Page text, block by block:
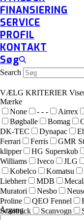
FINANSIERING
SERVICE
PROFIL
KONTAKT
Søg
Search
VÆLG KRITERIER
Mærke
None
- - - Airrex
Bøgballe
Bomag
DK-TEC
Dynapac
Ferrari
Ferris GMR
klipper
HG Superskub
Williams
Iveco JLG
Kobelco
Komatsu
Liebherr
MDB
Muratori
Nesbo
Proline
QEO Fennel
Scantruck
Scanvogn
Årgang